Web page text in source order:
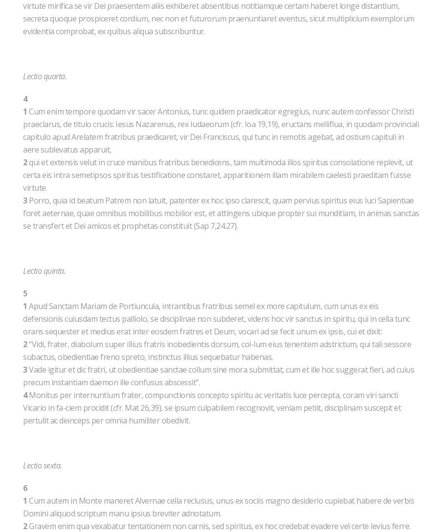
virtute mirifica se vir Dei praesentem aliis exhiberet absentibus notitiamque certam haberet longe distantium,
secreta quoque prospiceret cordium, nec non et futurorum praenuntiaret eventus, sicut multiplicium exemplorum
evidentia comprobat, ex quibus aliqua subscribuntur.
Lectio quarta.
4
1 Cum enim tempore quodam vir sacer Antonius, tunc quidem praedicator egregius, nunc autem confessor Christi
praeclarus, de titulo crucis: Iesus Nazarenus, rex Iudaeorum (cfr. Ioa 19,19), eructans melliflua, in quodam provinciali
capitulo apud Arelatem fratribus praedicaret, vir Dei Franciscus, qui tunc in remotis agebat, ad ostium capituli in
aere sublevatus apparuit,
2qui et extensis velut in cruce manibus fratribus benedicens, tam multimoda illos spiritus consolatione replevit, ut
certa eis intra semetipsos spiritus testificatione constaret, apparitionem illam mirabilem caelesti praeditam fuisse
virtute.
3Porro, quia id beatum Patrem non latuit, patenter ex hoc ipso clarescit, quam pervius spiritus eius luci Sapientiae
foret aeternae, quae omnibus mobilibus mobilior est, et attingens ubique propter sui munditiam, in animas sanctas
se transfert et Dei amicos et prophetas constituit (Sap 7,24.27).
Lectio quinta.
5
1 Apud Sanctam Mariam de Portiuncula, intrantibus fratribus semel ex more capitulum, cum unus ex eis
defensionis cuiusdam tectus palliolo, se disciplinae non subderet, videns hoc vir sanctus in spiritu, qui in cella tunc
orans sequester et medius erat inter eosdem fratres et Deum, vocari ad se fecit unum ex ipsis, cui et dixit:
2“Vidi, frater, diabolum super illius fratris inobedientis dorsum, col-lum eius tenentem adstrictum, qui tali sessore
subactus, obedientiae freno spreto, instinctus illius sequebatur habenas.
3Vade igitur et dic fratri, ut obedientiae sanctae collum sine mora submittat, cum et ille hoc suggerat fieri, ad cuius
precum instantiam daemon ille confusus abscessit”.
4Monitus per internuntium frater, compunctionis concepto spiritu ac veritatis luce percepta, coram viri sancti
Vicario in fa-ciem procidit (cfr. Mat 26,39), se ipsum culpabilem recognovit, veniam petiit, disciplinam suscepit et
pertulit ac deinceps per omnia humiliter obedivit.
Lectio sexta.
6
1 Cum autem in Monte maneret Alvernae cella reclusus, unus ex sociis magno desiderio cupiebat habere de verbis
Domini aliquod scriptum manu ipsius breviter adnotatum.
2Gravem enim qua vexabatur tentationem non carnis, sed spiritus, ex hoc credebat evadere vel certe levius ferre.